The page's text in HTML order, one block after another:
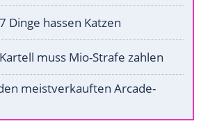
Dinge hassen Katzen
muss Mio-Strafe zahlen
meistverkauften Arcade-